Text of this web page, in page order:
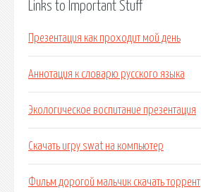
Links to Important Stuff
Презентация как проходит мой день
Аннотация к словарю русского языка
Экологическое воспитание презентация
Скачать игру swat на компьютер
Фильм дорогой мальчик скачать торрент